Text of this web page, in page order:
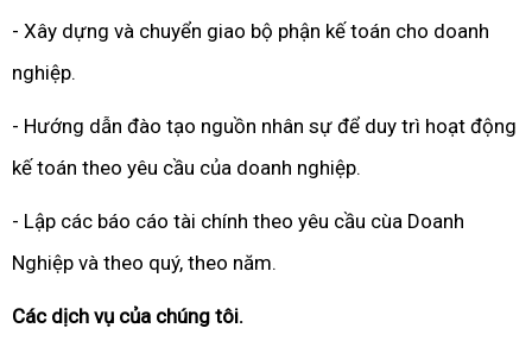
- Xây dựng và chuyển giao bộ phận kế toán cho doanh
nghiệp.
- Hướng dẫn đào tạo nguồn nhân sự để duy trì hoạt động
kế toán theo yêu cầu của doanh nghiệp.
- Lập các báo cáo tài chính theo yêu cầu cùa Doanh
Nghiệp và theo quý, theo năm.
Các dịch vụ của chúng tôi.